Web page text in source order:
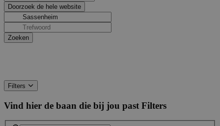
Filters
Vind hier de baan die bij jou past Filters